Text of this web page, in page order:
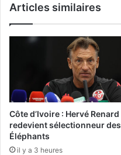
Articles similaires
Côte d’Ivoire : Hervé Renard
redevient sélectionneur des
Éléphants
il y a 3 heures